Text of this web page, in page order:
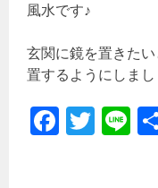
風水です♪
玄関に鏡を置きた
置するようにしまし
Fa T
Li